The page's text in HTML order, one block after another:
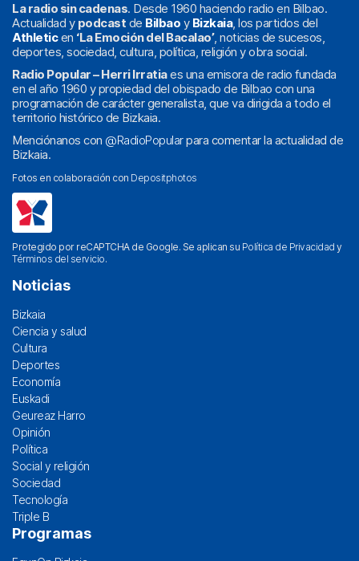
La radio sin cadenas. Desde 1960 haciendo radio en Bilbao.
Actualidad y podcast de Bilbao y Bizkaia, los partidos del
Athleticen ‘La Emoción del Bacalao’, noticias de sucesos,
deportes, sociedad, cultura, política, religión y obra social.
Radio Popular – Herri Irratiaes una emisora de radio fundada
en el año 1960 y propiedad del obispado de Bilbao con una
programación de carácter generalista, que va dirigida a todo el
territorio histórico de Bizkaia.
Menciónanos con @RadioPopularpara comentar la actualidad de
Bizkaia.
Fotos en colaboración con Depositphotos
Protegido por reCAPTCHA de Google. Se aplican su Política de Privacidad y
Términos del servicio.
Noticias
Bizkaia
Ciencia y salud
Cultura
Deportes
Economía
Euskadi
Geureaz Harro
Opinión
Política
Social y religión
Sociedad
Tecnología
Triple B
Programas